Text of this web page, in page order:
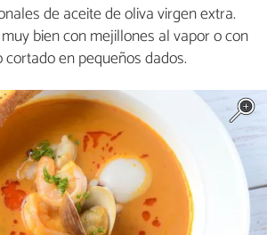
de aceite de oliva virgen extra.
bien con mejillones al vapor o con
en pequeños dados.